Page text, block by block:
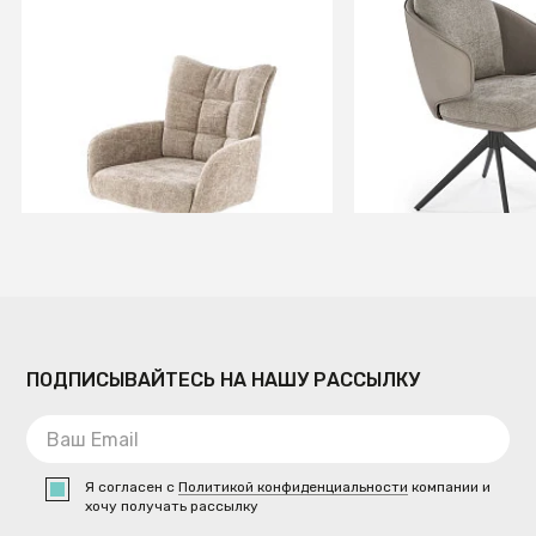
(бежевый/черный)
В КОРЗИНУ
Стул кухонный
(серый/светло-
черный)
В
ПОДПИСЫВАЙТЕСЬ НА НАШУ РАССЫЛКУ
Я согласен сПолитикой конфиденциальности компании и
хочу получать рассылку